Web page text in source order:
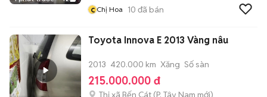
c Chị Hoa 10 đã bán
Toyota Innova E 2013 Vàng nâu
2013 420.000 km Xăng Số sàn
215.000.000 đ
Thị xã Bến Cát (P. Tây Nam mới)